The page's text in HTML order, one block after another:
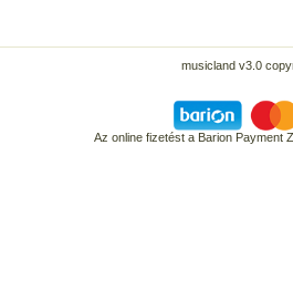
musicland v3.0
Az online fizetést a Barion Payment